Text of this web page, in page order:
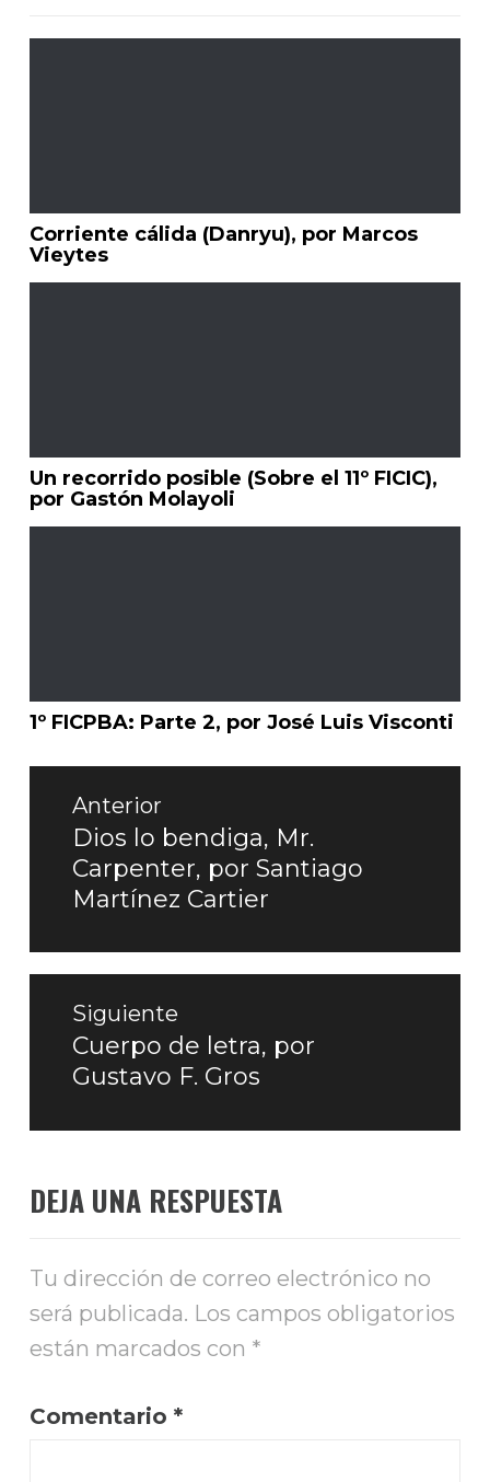
Corriente cálida (Danryu), por Marcos
Vieytes
Un recorrido posible (Sobre el 11º FICIC),
por Gastón Molayoli
1º FICPBA: Parte 2, por José Luis Visconti
Navegación
entradas
Anterior
Entrada
anterior:
Dios lo bendiga, Mr.
Carpenter, por Santiago
Martínez Cartier
Siguiente
Entrada
siguiente:
Cuerpo de letra, por
Gustavo F. Gros
DEJA UNA RESPUESTA
Tu dirección de correo electrónico no
será publicada. Los campos obligatorios
están marcados con *
Comentario *